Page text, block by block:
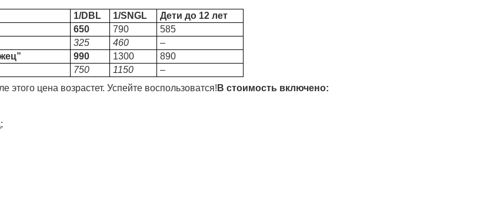
1/DBL 1/SNGL
Дети до 12 лет
650 790
585
325 460
–
990 1300
890
750 1150
–
цена возрастет. Успейте воспользоватся! В стоимость включено: